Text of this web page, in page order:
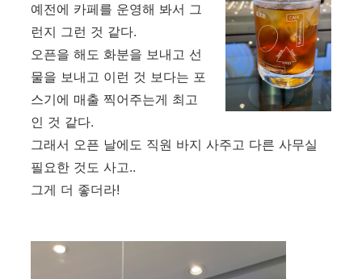
예전에 카페를 운영해 봐서 그
런지 그런 것 같다.
오픈을 해도 화분을 보내고 선
물을 보내고 이런 것 보다는 포
스기에 매출 찍어주는게 최고
인 것 같다.
그래서 오픈 날에도 직원 바지 사주고 다른 사무실
필요한 것도 사고..
그게 더 좋더라!